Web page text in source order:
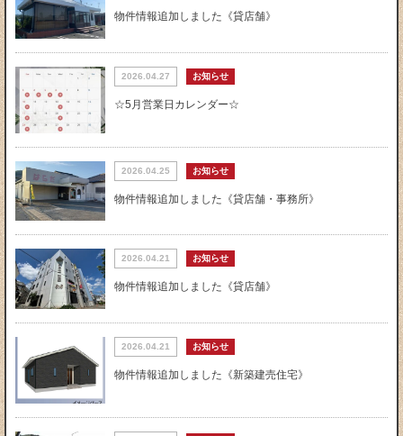
物件情報追加しました《貸店舗》
2026.04.27 お知らせ
☆5月営業日カレンダー☆
2026.04.25 お知らせ
物件情報追加しました《貸店舗・事務所》
2026.04.21 お知らせ
物件情報追加しました《貸店舗》
2026.04.21 お知らせ
物件情報追加しました《新築建売住宅》